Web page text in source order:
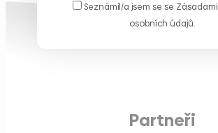
Seznámil/a jsem se se
osobních údajů.
Partneři